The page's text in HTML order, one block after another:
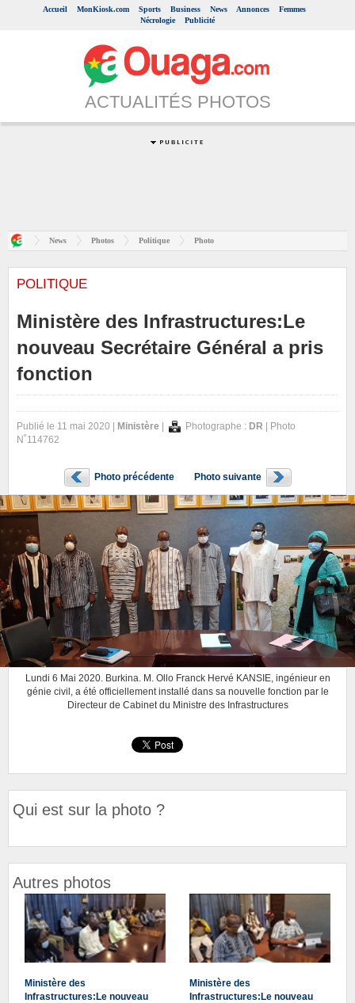
Accueil MonKiosk.com Sports Business News Annonces
Femmes
Nécrologie
Publicité
ACTUALITÉS PHOTOS
News Photos Politique Photo
POLITIQUE
Ministère des Infrastructures:Le
nouveau Secrétaire Général a pris
fonction
Publié le 11 mai 2020 | Ministère Photographe : DR | Photo
N˚114762
Photo précédente Photo suivante
Lundi 6 Mai 2020. Burkina. M. Ollo Franck Hervé KANSIE, ingénieur en
génie civil, a été officiellement installé dans sa nouvelle fonction par le
Directeur de Cabinet du Ministre des Infrastructures
Qui est sur la photo ?
Autres photos
Ministère des
Infrastructures:Le nouveau
Ministère des
Infrastructures:Le nouveau